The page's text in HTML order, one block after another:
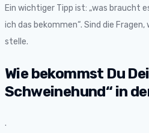
Ein wichtiger Tipp ist: „was braucht
ich das bekommen“. Sind die
stelle.
Wie bekommst Du
Schweinehund“ in
.